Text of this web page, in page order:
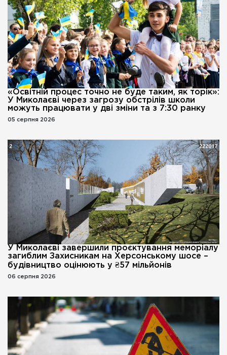
«Освітній процес точно не буде таким, як торік»:
У Миколаєві через загрозу обстрілів школи
можуть працювати у дві зміни та з 7:30 ранку
05 серпня 2026
У Миколаєві завершили проєктування меморіалу
загиблим Захисникам на Херсонському шосе –
будівництво оцінюють у ₴57 мільйонів
06 серпня 2026